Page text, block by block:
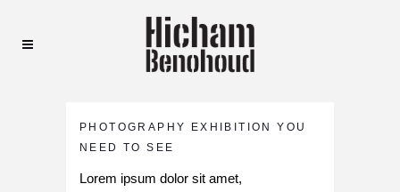
PHOTOGRAPHY EXHIBITION YOU
NEED TO SEE
Lorem ipsum dolor sit amet,